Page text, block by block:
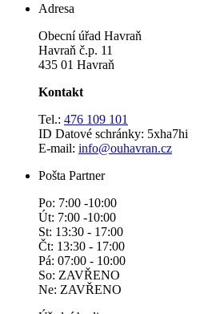
Adresa
Obecní úřad Havraň
Havraň č.p. 11
435 01 Havraň
Kontakt
Tel.: 476 109 101
ID Datové schránky: 5xha7hi
E-mail: info@ouhavran.cz
Pošta Partner
Po: 7:00 -10:00
Út: 7:00 -10:00
St: 13:30 - 17:00
Čt: 13:30 - 17:00
Pá: 07:00 - 10:00
So: ZAVŘENO
Ne: ZAVŘENO